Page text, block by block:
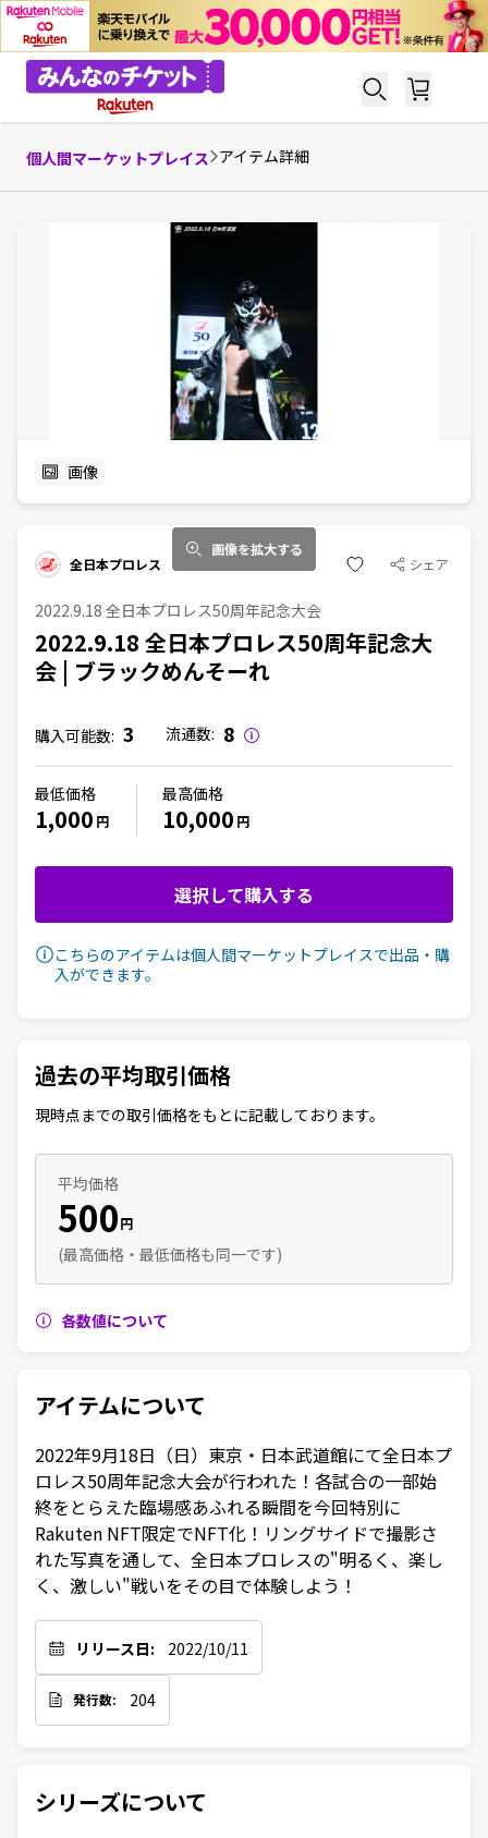
個人間マーケットプレイス アイテム詳細
画像を拡大する
画像
全日本プロレス シェア
2022.9.18 全日本プロレス50周年記念大会
2022.9.18 全日本プロレス50周年記念大
会 | ブラックめんそーれ
購入可能数: 3 流通数: 8
最低価格
1,000 円
最高価格
10,000 円
選択して購入する
こちらのアイテムは個人間マーケットプレイスで出品・購
入ができます。
過去の平均取引価格
現時点までの取引価格をもとに記載しております。
平均価格
500円
(最高価格・最低価格も同一です)
各数値について
アイテムについて
2022年9月18日（日）東京・日本武道館にて全日本プ
ロレス50周年記念大会が行われた！各試合の一部始
終をとらえた臨場感あふれる瞬間を今回特別に
Rakuten NFT限定でNFT化！リングサイドで撮影さ
れた写真を通して、全日本プロレスの"明るく、楽し
く、激しい"戦いをその目で体験しよう！
リリース日: 2022/10/11
発行数: 204
シリーズについて